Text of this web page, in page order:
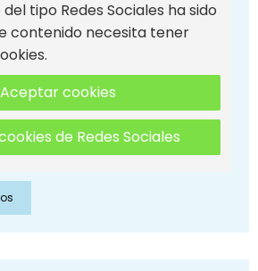
tipo Redes Sociales ha sido
contenido necesita tener
Aceptar cookies
de Redes Sociales